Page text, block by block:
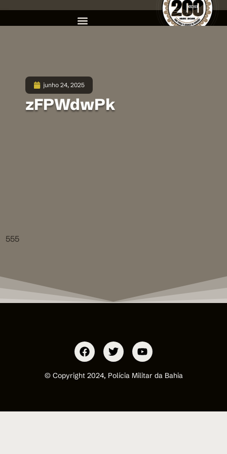
junho 24, 2025
zFPWdwPk
555
© Copyright 2024, Polícia Militar da Bahia